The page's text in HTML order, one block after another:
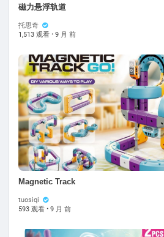
磁力悬浮轨道
托思奇
1,513 观看 · 9 月 前
Magnetic Track
tuosiqi
593 观看 · 9 月 前